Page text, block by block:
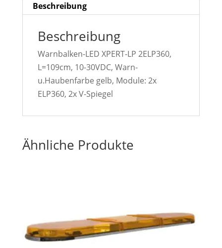
Beschreibung
Beschreibung
Warnbalken-LED XPERT-LP 2ELP360,
L=109cm, 10-30VDC, Warn-
u.Haubenfarbe gelb, Module: 2x
ELP360, 2x V-Spiegel
Ähnliche Produkte